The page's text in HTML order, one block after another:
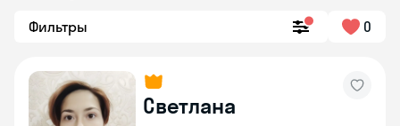
Фильтры 0
Светлана